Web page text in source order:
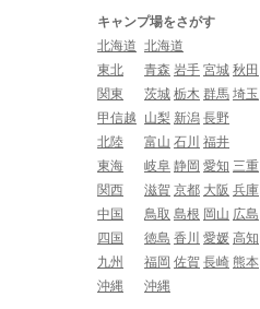
キャンプ場をさがす
北海道 北海道
東北
青森 岩手 宮城 秋田
関東
茨城 栃木 群馬 埼玉
甲信越
山梨 新潟 長野
北陸
富山 石川 福井
東海
岐阜 静岡 愛知 三重
関西
滋賀 京都 大阪 兵庫
中国
鳥取 島根 岡山 広島
四国
徳島 香川 愛媛 高知
九州
福岡 佐賀 長崎 熊本
沖縄
沖縄